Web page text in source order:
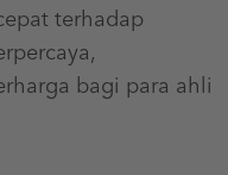
terhadap
bagi para ahli